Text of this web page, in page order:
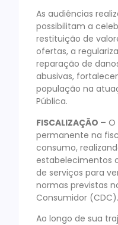
As audiências
possibilitam a
restituição de
ofertas, a
reparação de
abusivas,
população na
Pública.
FISCALIZAÇÃO –
permanente na
consumo,
estabelecimentos
de serviços para
normas previstas
Consumidor (CDC).
Ao longo de sua